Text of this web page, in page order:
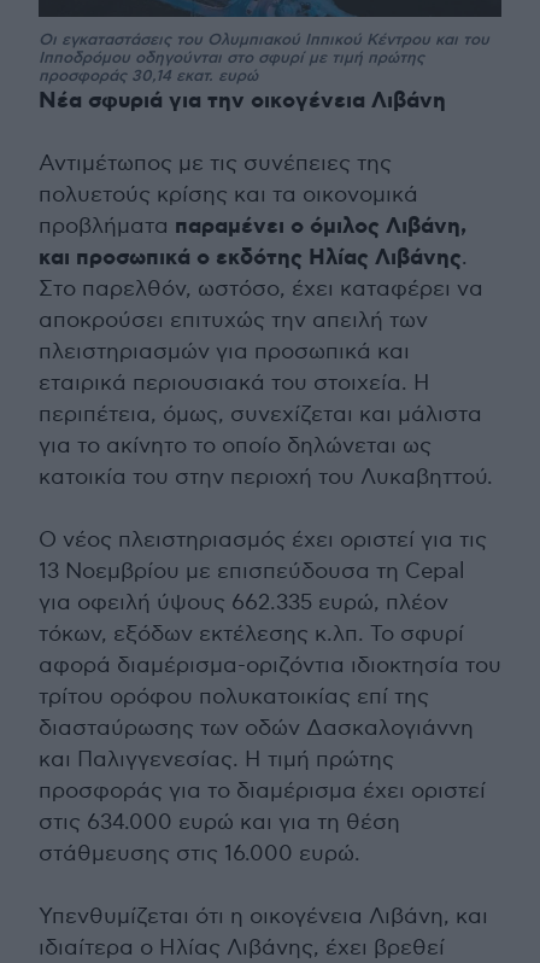
Οι εγκαταστάσεις του Ολυμπιακού Ιππικού Κέντρου και του
Ιπποδρόμου οδηγούνται στο σφυρί με τιμή πρώτης
προσφοράς 30,14 εκατ. ευρώ
Νέα σφυριά για την οικογένεια Λιβάνη
Αντιμέτωπος με τις συνέπειες της
πολυετούς κρίσης και τα οικονομικά
προβλήματα παραμένει ο όμιλος Λιβάνη,
και προσωπικά ο εκδότης Ηλίας Λιβάνης.
Στο παρελθόν, ωστόσο, έχει καταφέρει να
αποκρούσει επιτυχώς την απειλή των
πλειστηριασμών για προσωπικά και
εταιρικά περιουσιακά του στοιχεία. Η
περιπέτεια, όμως, συνεχίζεται και μάλιστα
για το ακίνητο το οποίο δηλώνεται ως
κατοικία του στην περιοχή του Λυκαβηττού.
Ο νέος πλειστηριασμός έχει οριστεί για τις
13 Νοεμβρίου με επισπεύδουσα τη Cepal
για οφειλή ύψους 662.335 ευρώ, πλέον
τόκων, εξόδων εκτέλεσης κ.λπ. Το σφυρί
αφορά διαμέρισμα-οριζόντια ιδιοκτησία του
τρίτου ορόφου πολυκατοικίας επί της
διασταύρωσης των οδών Δασκαλογιάννη
και Παλιγγενεσίας. Η τιμή πρώτης
προσφοράς για το διαμέρισμα έχει οριστεί
στις 634.000 ευρώ και για τη θέση
στάθμευσης στις 16.000 ευρώ.
Υπενθυμίζεται ότι η οικογένεια Λιβάνη, και
ιδιαίτερα ο Ηλίας Λιβάνης, έχει βρεθεί